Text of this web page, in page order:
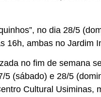
no dia 28/5
16h, ambas no Jardim
no fim de semana
5 (sábado) e 28/5
Cultural Usiminas,